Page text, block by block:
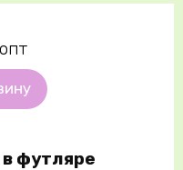
футляре